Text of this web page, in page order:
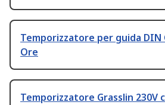
Temporizzatore per guida DIN
Ore
Temporizzatore Grasslin 230V